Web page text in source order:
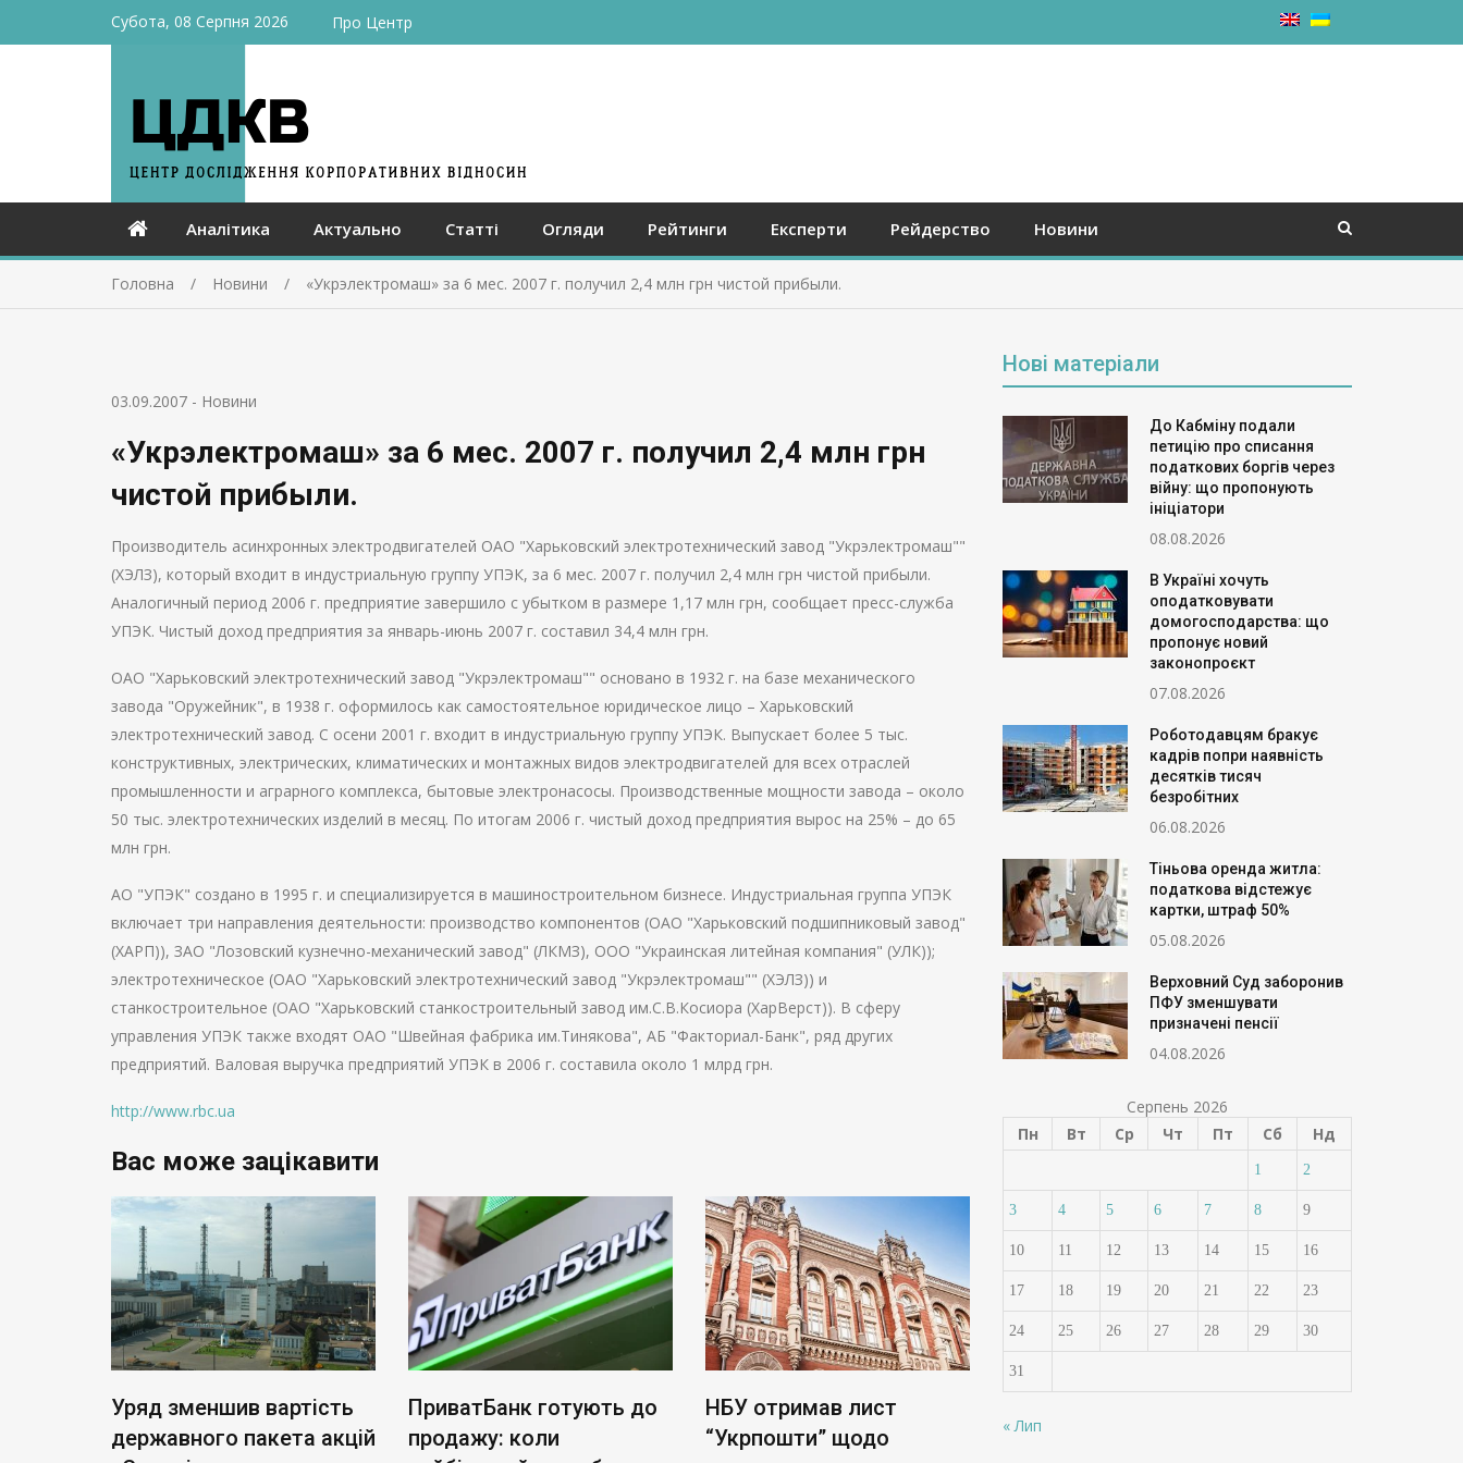
Субота, 08 Серпня 2026 Про Центр
Аналітика Актуально Статті Огляди Рейтинги Експерти Рейдерство Новини
Головна Новини «Укрэлектромаш» за 6 мес. 2007 г. получил 2,4 млн грн чистой прибыли.
03.09.2007 - Новини
«Укрэлектромаш» за 6 мес. 2007 г. получил 2,4 млн грн
чистой прибыли.
Производитель асинхронных электродвигателей ОАО "Харьковский электротехнический завод "Укрэлектромаш""
(ХЭЛЗ), который входит в индустриальную группу УПЭК, за 6 мес. 2007 г. получил 2,4 млн грн чистой прибыли.
Аналогичный период 2006 г. предприятие завершило с убытком в размере 1,17 млн грн, сообщает пресс-служба
УПЭК. Чистый доход предприятия за январь-июнь 2007 г. составил 34,4 млн грн.
ОАО "Харьковский электротехнический завод "Укрэлектромаш"" основано в 1932 г. на базе механического
завода "Оружейник", в 1938 г. оформилось как самостоятельное юридическое лицо – Харьковский
электротехнический завод. С осени 2001 г. входит в индустриальную группу УПЭК. Выпускает более 5 тыс.
конструктивных, электрических, климатических и монтажных видов электродвигателей для всех отраслей
промышленности и аграрного комплекса, бытовые электронасосы. Производственные мощности завода – около
50 тыс. электротехнических изделий в месяц. По итогам 2006 г. чистый доход предприятия вырос на 25% – до 65
млн грн.
АО "УПЭК" создано в 1995 г. и специализируется в машиностроительном бизнесе. Индустриальная группа УПЭК
включает три направления деятельности: производство компонентов (ОАО "Харьковский подшипниковый завод"
(ХАРП)), ЗАО "Лозовский кузнечно-механический завод" (ЛКМЗ), ООО "Украинская литейная компания" (УЛК));
электротехническое (ОАО "Харьковский электротехнический завод "Укрэлектромаш"" (ХЭЛЗ)) и
станкостроительное (ОАО "Харьковский станкостроительный завод им.С.В.Косиора (ХарВерст)). В сферу
управления УПЭК также входят ОАО "Швейная фабрика им.Тинякова", АБ "Факториал-Банк", ряд других
предприятий. Валовая выручка предприятий УПЭК в 2006 г. составила около 1 млрд грн.
http://www.rbc.ua
Вас може зацікавити
Уряд зменшив вартість
державного пакета акцій
ПриватБанк готують до
продажу: коли
НБУ отримав лист
“Укрпошти” щодо
контроль: кому уріжуть
Нові матеріали
До Кабміну подали
петицію про списання
податкових боргів через
війну: що пропонують
ініціатори
08.08.2026
В Україні хочуть
оподатковувати
домогосподарства: що
пропонує новий
законопроєкт
07.08.2026
Роботодавцям бракує
кадрів попри наявність
десятків тисяч
безробітних
06.08.2026
Тіньова оренда житла:
податкова відстежує
картки, штраф 50%
05.08.2026
Верховний Суд заборонив
ПФУ зменшувати
призначені пенсії
04.08.2026
Серпень 2026
Пн
Вт Ср Чт Пт Сб Нд
1 2
3 4 5 6 7 8 9
10 11 12 13 14 15 16
17 18 19 20 21 22 23
24 25 26 27 28 29 30
31
« Лип